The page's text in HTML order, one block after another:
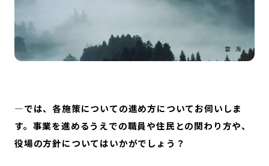
—では、各施策についての進め方についてお伺いしま
す。事業を進めるうえでの職員や住民との関わり方や、
役場の方針についてはいかがでしょう？